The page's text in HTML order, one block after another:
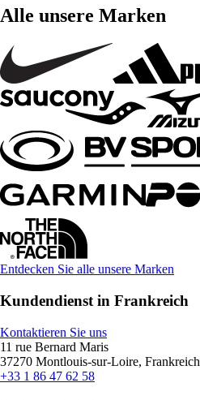
Alle unsere Marken
Entdecken Sie alle unsere Marken
Kundendienst in Frankreich
Kontaktieren Sie uns
11 rue Bernard Maris
37270 Montlouis-sur-Loire, Frankreich
+33 1 86 47 62 58